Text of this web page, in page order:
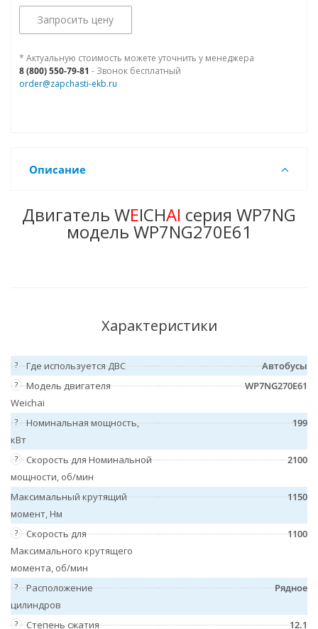
Запросить цену
* Актуальную стоимость можете уточнить у менеджера
8 (800) 550-79-81 - Звонок бесплатный
order@zapchasti-ekb.ru
Описание
Двигатель WEICHAI серия WP7NG
модель WP7NG270E61
Характеристики
? Где используется ДВС Автобусы
?
Модель двигателя
Weichai
WP7NG270E61
?
Номинальная мощность,
кВт
199
?
Скорость для Номинальной
мощности, об/мин
2100
Максимальный крутящий
момент, Нм
1150
?
Скорость для
Максимального крутящего
момента, об/мин
1100
?
Расположение
цилиндров
Рядное
? Степень сжатия 12.1